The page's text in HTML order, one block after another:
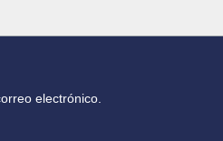
electrónico.